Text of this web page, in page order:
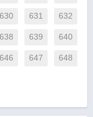
630 631 632
638 639 640
646 647 648